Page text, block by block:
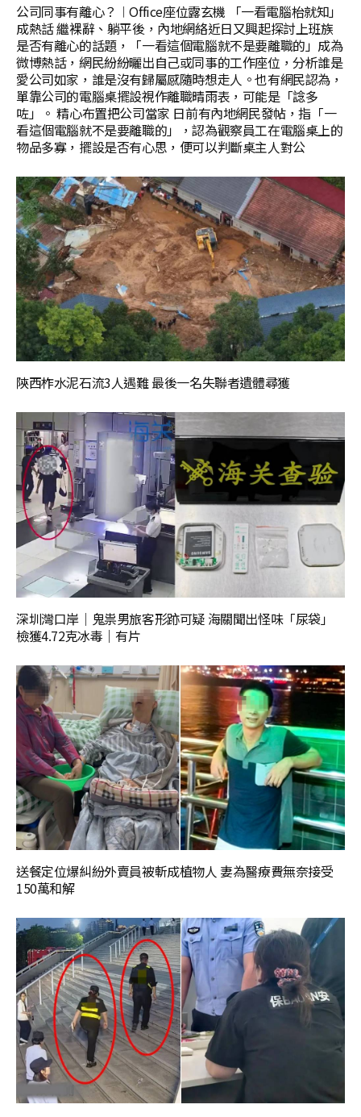
公司同事有離心？︱Office座位露玄機 「一看電腦枱就知」
成熱話 繼裸辭、躺平後，內地網絡近日又興起探討上班族
是否有離心的話題，「一看這個電腦就不是要離職的」成為
微博熱話，網民紛紛曬出自己或同事的工作座位，分析誰是
愛公司如家，誰是沒有歸屬感隨時想走人。也有網民認為，
單靠公司的電腦桌擺設視作離職晴雨表，可能是「諗多
咗」。 精心布置把公司當家 日前有內地網民發帖，指「一
看這個電腦就不是要離職的」，認為觀察員工在電腦桌上的
物品多寡，擺設是否有心思，便可以判斷桌主人對公
陝西柞水泥石流3人遇難 最後一名失聯者遺體尋獲
深圳灣口岸｜鬼祟男旅客形跡可疑 海關聞出怪味「尿袋」
檢獲4.72克冰毒｜有片
送餐定位爆糾紛外賣員被斬成植物人 妻為醫療費無奈接受
150萬和解